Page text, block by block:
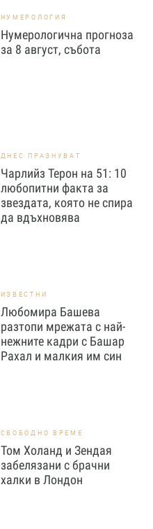
НУМЕРОЛОГИЯ
Нумерологична прогноза
за 8 август, събота
ДНЕС ПРАЗНУВАТ
Чарлийз Терон на 51: 10
любопитни факта за
звездата, която не спира
да вдъхновява
ИЗВЕСТНИ
Любомира Башева
разтопи мрежата с най-
нежните кадри с Башар
Рахал и малкия им син
СВОБОДНО ВРЕМЕ
Том Холанд и Зендая
забелязани с брачни
халки в Лондон